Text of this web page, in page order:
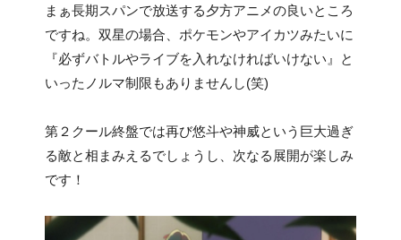
まぁ長期スパンで放送する夕方アニメの良いところ
ですね。双星の場合、ポケモンやアイカツみたいに
『必ずバトルやライブを入れなければいけない』と
いったノルマ制限もありませんし(笑)
第２クール終盤では再び悠斗や神威という巨大過ぎ
る敵と相まみえるでしょうし、次なる展開が楽しみ
です！